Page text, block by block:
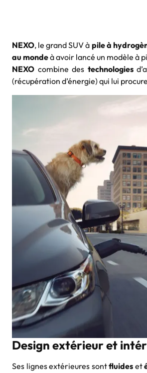
NEXO, le grand SUV à pile à
au mondeà avoir lancé un modèle à
NEXO combine des technologies
(récupération d’énergie) qui lui
Design extérieur et
Ses lignes extérieures sontfluides et